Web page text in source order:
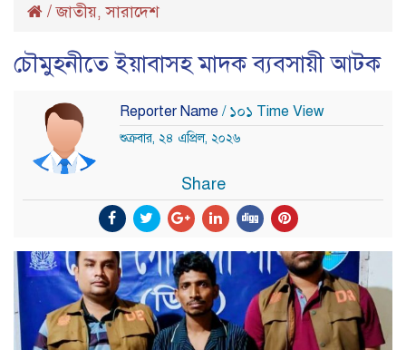
/জাতীয়,সারাদেশ
চৌমুহনীতে ইয়াবাসহ মাদক ব্যবসায়ী আটক
Reporter Name / ১০১ Time View
শুক্রবার, ২৪ এপ্রিল, ২০২৬
Share